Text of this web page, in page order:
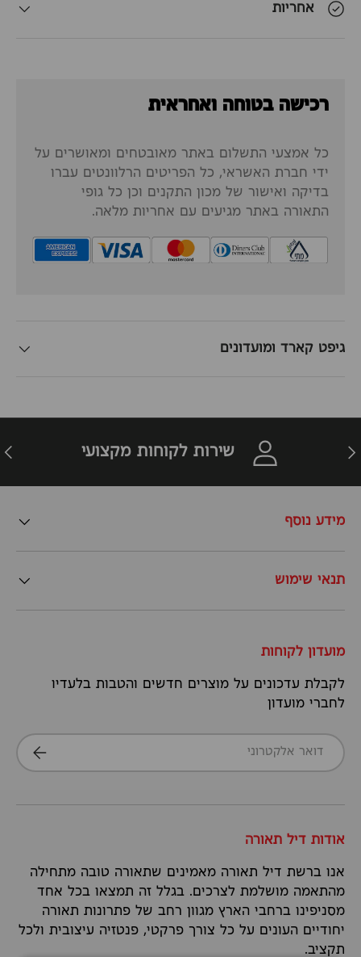
אחריות
רכישה בטוחה ואחראית
כל אמצעי התשלום באתר מאובטחים ומאושרים על
ידי חברת האשראי, כל הפריטים הרלוונטים עברו
בדיקה ואישור של מכון התקנים וכן כל גופי
התאורה באתר מגיעים עם אחריות מלאה.
גיפט קארד ומועדונים
חזרה שירות לקוחות מקצועי
מידע נוסף
תנאי שימוש
מועדון לקוחות
לקבלת עדכונים על מוצרים חדשים והטבות בלעדיו
לחברי מועדון
דואר אלקטרוני
הרשמה
אודות דיל תאורה
אנו ברשת דיל תאורה מאמינים שתאורה טובה מתחילה
מהתאמה מושלמת לצרכים. בגלל זה תמצאו בכל אחד
מסניפינו ברחבי הארץ מגוון רחב של פתרונות תאורה
יחודיים העונים על כל צורך פרקטי, פנטזיה עיצובית ולכל
תקציב.